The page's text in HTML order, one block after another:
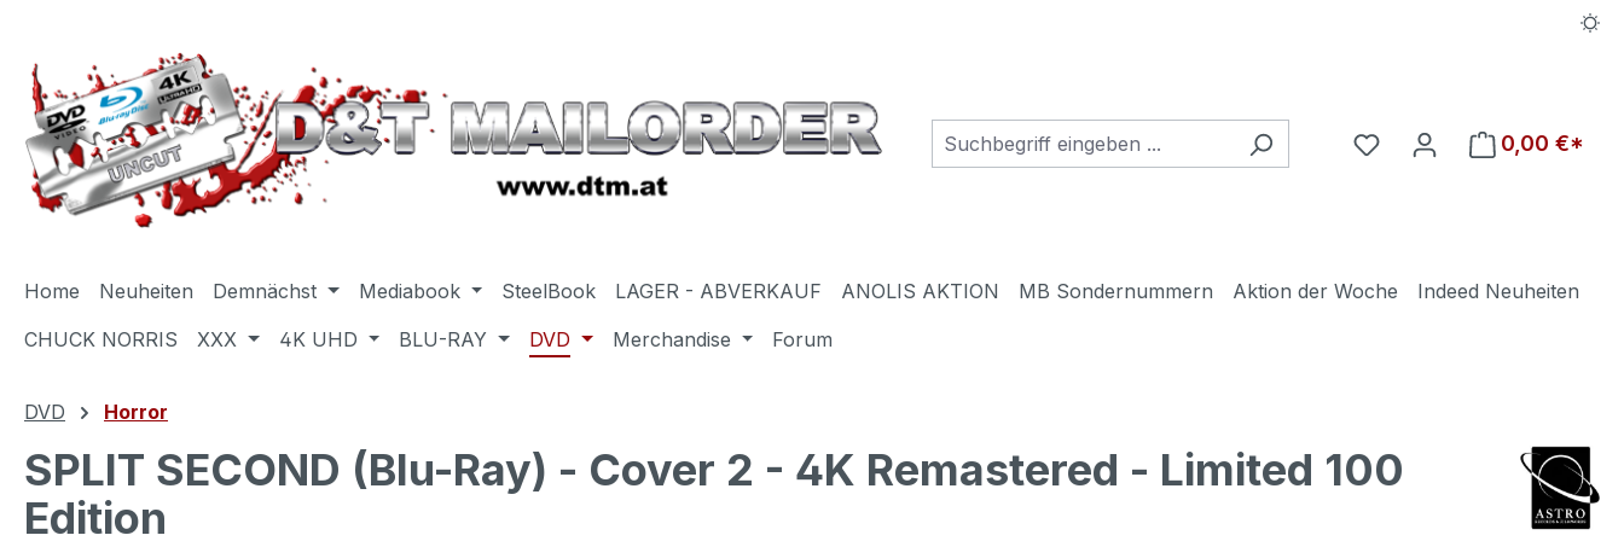
Du hast 0 Produkte auf
0,00 €*
Home Neuheiten Demnächst Mediabook SteelBook LAGER - ABVERKAUF ANOLIS AKTION MB Sondernummern Aktion der Woche
Indeed Neuheiten
CHUCK NORRIS
XXX 4K UHD BLU-RAY DVD Merchandise Forum
DVD Horror
SPLIT SECOND (Blu-Ray) - Cover 2 - 4K Remastered - Limited 100
Edition